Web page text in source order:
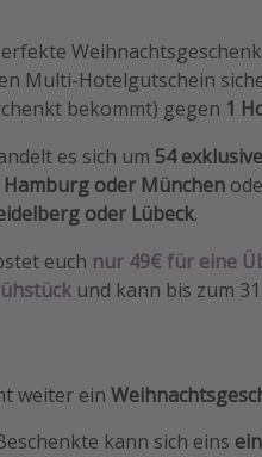
Multi-Hotelgutschein
bekommt) gegen 1
es sich um 54
Hamburg oder München
oder Lübeck.
euch nur 49€ für eine
und kann bis zum
weiter ein
kann sich eins